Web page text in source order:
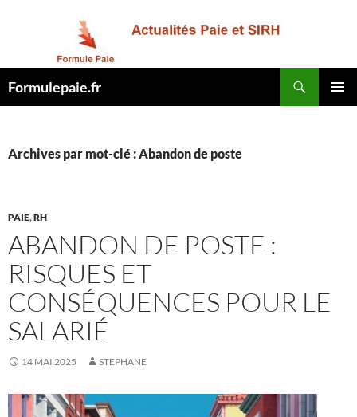
Formulepaie.fr
Archives par mot-clé : Abandon de poste
PAIE,RH
ABANDON DE POSTE :
RISQUES ET
CONSÉQUENCES POUR LE
SALARIÉ
14 MAI 2025 STEPHANE